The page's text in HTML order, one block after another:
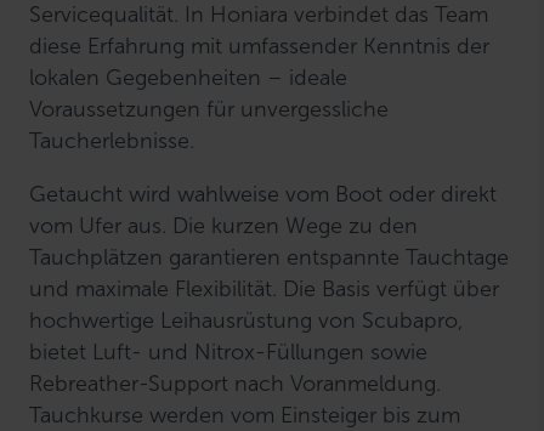
Servicequalität. In Honiara verbindet das Team
diese Erfahrung mit umfassender Kenntnis der
lokalen Gegebenheiten – ideale
Voraussetzungen für unvergessliche
Taucherlebnisse.
Getaucht wird wahlweise vom Boot oder direkt
vom Ufer aus. Die kurzen Wege zu den
Tauchplätzen garantieren entspannte Tauchtage
und maximale Flexibilität. Die Basis verfügt über
hochwertige Leihausrüstung von Scubapro,
bietet Luft- und Nitrox-Füllungen sowie
Rebreather-Support nach Voranmeldung.
Tauchkurse werden vom Einsteiger bis zum